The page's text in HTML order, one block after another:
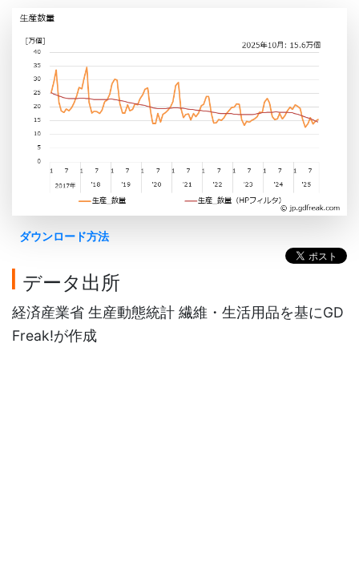
ダウンロード方法
データ出所
経済産業省 生産動態統計 繊維・生活用品を基にGD
Freak!が作成